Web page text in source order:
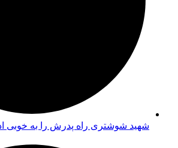
شهید شوشتری راه پدرش را به خوبی